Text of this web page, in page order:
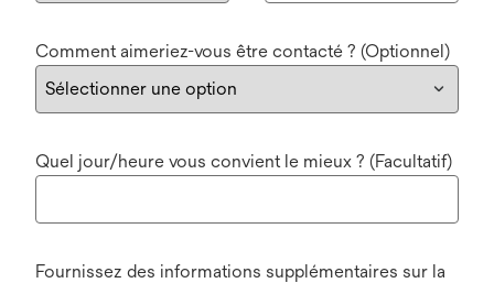
Comment aimeriez-vous être contacté ? (Optionnel)
Quel jour/heure vous convient le mieux ? (Facultatif)
Fournissez des informations supplémentaires sur la